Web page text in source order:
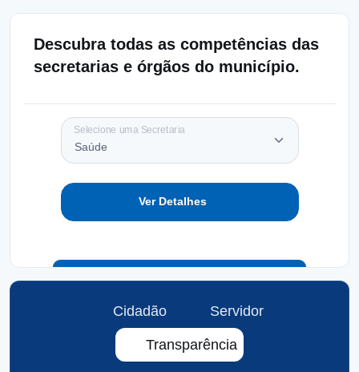
Descubra todas as competências das
secretarias e órgãos do município.
Selecione uma Secretaria
Ver Detalhes
Cidadão Servidor
Transparência